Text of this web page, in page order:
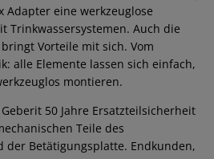
Adapter eine werkzeuglose
Trinkwassersystemen. Auch die
Vorteile mit sich. Vom
alle Elemente lassen sich einfach,
montieren.
50 Jahre Ersatzteilsicherheit
Teile des
der Betätigungsplatte. Endkunden,